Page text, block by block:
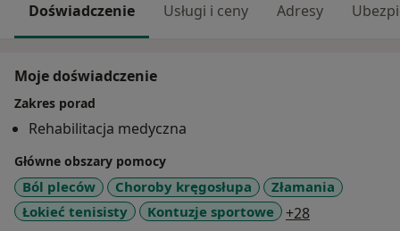
Doświadczenie Usługi i ceny Adresy
Moje doświadczenie
Zakres porad
Rehabilitacja medyczna
Główne obszary pomocy
Ból pleców Choroby kręgosłupa
Złamania
Łokieć tenisisty
Kontuzje sportowe +28